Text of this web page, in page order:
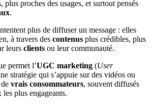
plus proches des usages, et surtout pensés
.
plus de diffuser un message : elles
à travers des contenus plus crédibles, plus
leurs clients ou leur communauté.
permet l’UGC marketing (User
stratégie qui s’appuie sur des vidéos ou
vrais consommateurs, souvent diffusés
plus engageants.